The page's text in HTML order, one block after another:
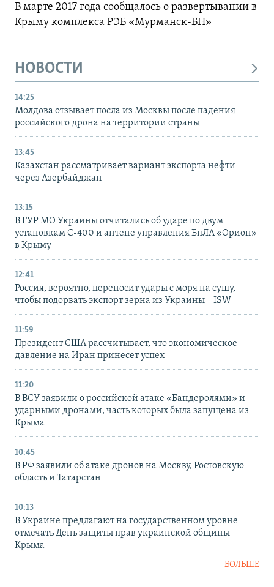
В марте 2017 года сообщалось о развертывании в
Крыму комплекса РЭБ «Мурманск-БН»
НОВОСТИ
14:25
Молдова отзывает посла из Москвы после падения
российского дрона на территории страны
13:45
Казахстан рассматривает вариант экспорта нефти
через Азербайджан
13:15
В ГУР МО Украины отчитались об ударе по двум
установкам С-400 и антене управления БпЛА «Орион»
в Крыму
12:41
Россия, вероятно, переносит удары с моря на сушу,
чтобы подорвать экспорт зерна из Украины – ISW
11:59
Президент США рассчитывает, что экономическое
давление на Иран принесет успех
11:20
В ВСУ заявили о российской атаке «Бандеролями» и
ударными дронами, часть которых была запущена из
Крыма
10:45
В РФ заявили об атаке дронов на Москву, Ростовскую
область и Татарстан
10:13
В Украине предлагают на государственном уровне
отмечать День защиты прав украинской общины
Крыма
БОЛЬШЕ